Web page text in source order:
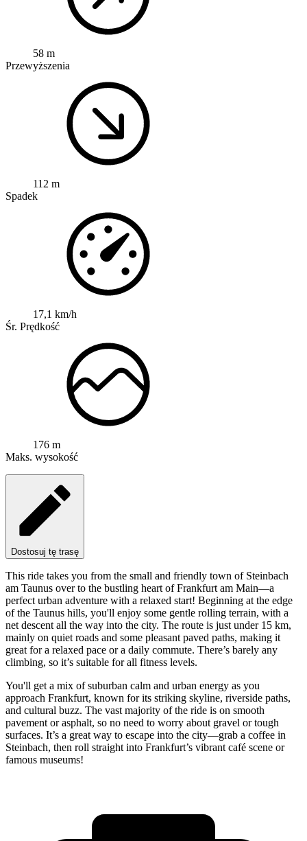
58 m
Przewyższenia
112 m
Spadek
17,1 km/h
Śr. Prędkość
176 m
Maks. wysokość
Dostosuj tę trasę
This ride takes you from the small and friendly town of Steinbach
am Taunus over to the bustling heart of Frankfurt am Main—a
perfect urban adventure with a relaxed start! Beginning at the edge
of the Taunus hills, you'll enjoy some gentle rolling terrain, with a
net descent all the way into the city. The route is just under 15 km,
mainly on quiet roads and some pleasant paved paths, making it
great for a relaxed pace or a daily commute. There’s barely any
climbing, so it’s suitable for all fitness levels.
You'll get a mix of suburban calm and urban energy as you
approach Frankfurt, known for its striking skyline, riverside paths,
and cultural buzz. The vast majority of the ride is on smooth
pavement or asphalt, so no need to worry about gravel or tough
surfaces. It’s a great way to escape into the city—grab a coffee in
Steinbach, then roll straight into Frankfurt’s vibrant café scene or
famous museums!